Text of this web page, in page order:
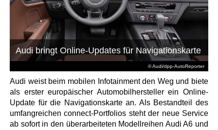
© Audi/dpp-AutoReporter
Audi bringt Online-Updates für Navigationskarte
Audi weist beim mobilen Infotainment den Weg und biete
als erster europäischer Automobilhersteller ein Online-
Update für die Navigationskarte an. Als Bestandteil des
umfangreichen connect-Portfolios steht der neue Service
ab sofort in den überarbeiteten Modellreihen Audi A6 und